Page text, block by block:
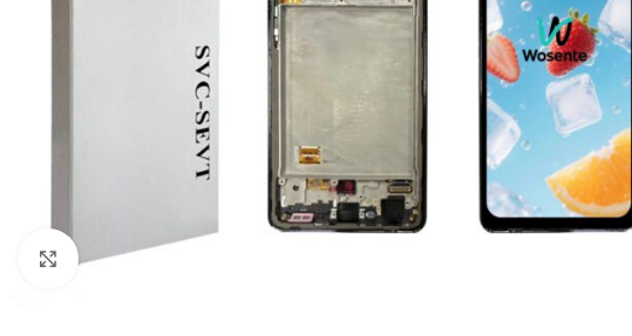
Click to enlarge